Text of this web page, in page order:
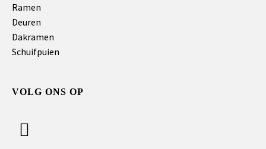
Ramen
Deuren
Dakramen
Schuifpuien
VOLG ONS OP